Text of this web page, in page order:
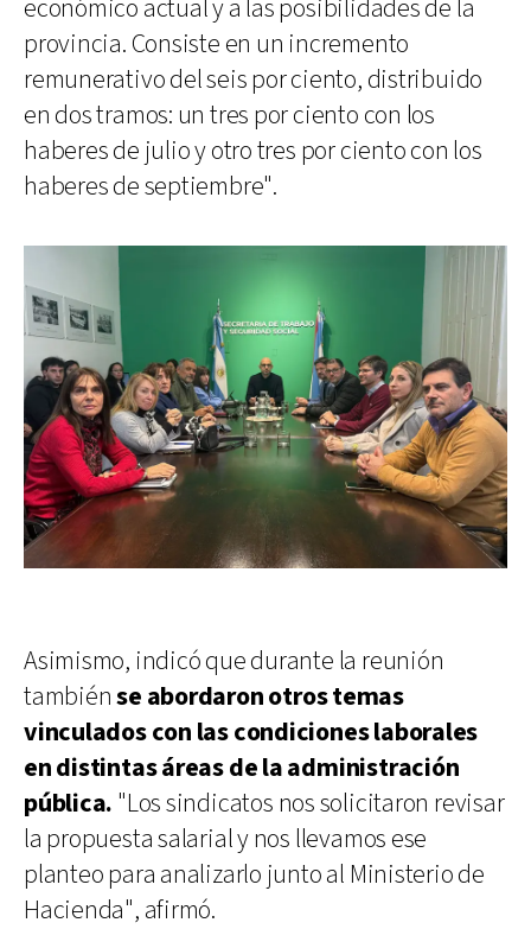
económico actual y a las posibilidades de la
provincia. Consiste en un incremento
remunerativo del seis por ciento, distribuido
en dos tramos: un tres por ciento con los
haberes de julio y otro tres por ciento con los
haberes de septiembre".
Asimismo, indicó que durante la reunión
tambiénse abordaron otros temas
vinculados con las condiciones laborales
en distintas áreas de la administración
pública. "Los sindicatos nos solicitaron revisar
la propuesta salarial y nos llevamos ese
planteo para analizarlo junto al Ministerio de
Hacienda", afirmó.